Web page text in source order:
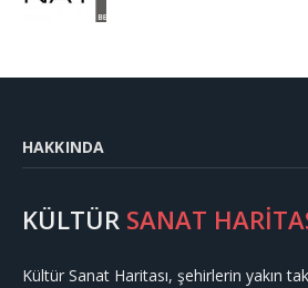
HAKKINDA
KÜLTÜR SANAT
Kültür Sanat Haritası, şehirlerin yakın